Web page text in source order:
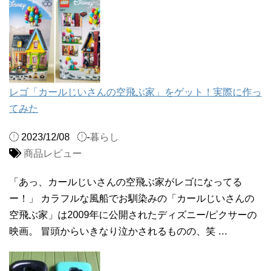
レゴ「カールじいさんの空飛ぶ家」をゲット！実際に作っ
てみた
2023/12/08 -暮らし
商品レビュー
「あっ、カールじいさんの空飛ぶ家がレゴになってる
ー！」 カラフルな風船でお馴染みの「カールじいさんの
空飛ぶ家」は2009年に公開されたディズニー/ピクサーの
映画。 冒頭からいきなり泣かされるものの、笑 …